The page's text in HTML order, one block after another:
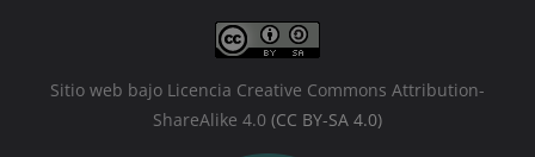
Sitio web bajo Licencia Creative Commons Attribution-
ShareAlike 4.0 (CC BY-SA 4.0)